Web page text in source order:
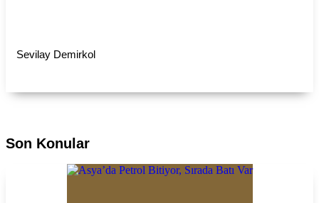
Sevilay Demirkol
Son Konular